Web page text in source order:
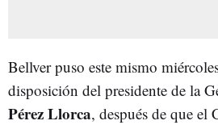
Bellver puso este mismo
disposición del presidente de la
Pérez Llorca, después de que el